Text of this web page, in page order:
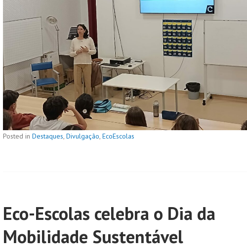
Posted in Destaques, Divulgação, EcoEscolas
Eco-Escolas celebra o Dia da
Mobilidade Sustentável